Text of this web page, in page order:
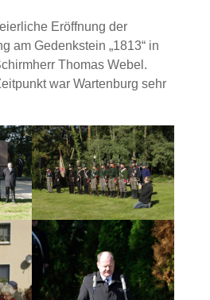
Eröffnung der
am Gedenkstein „1813“ in
Thomas Webel.
war Wartenburg sehr